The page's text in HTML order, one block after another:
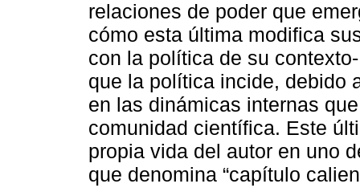
relaciones de poder que
cómo esta última modifica
con la política de su
que la política incide, debido
en las dinámicas internas
comunidad científica. Este
propia vida del autor en uno
que denomina “capítulo